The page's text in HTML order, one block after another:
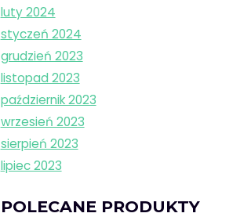
luty 2024
styczeń 2024
grudzień 2023
listopad 2023
październik 2023
wrzesień 2023
sierpień 2023
lipiec 2023
POLECANE PRODUKTY